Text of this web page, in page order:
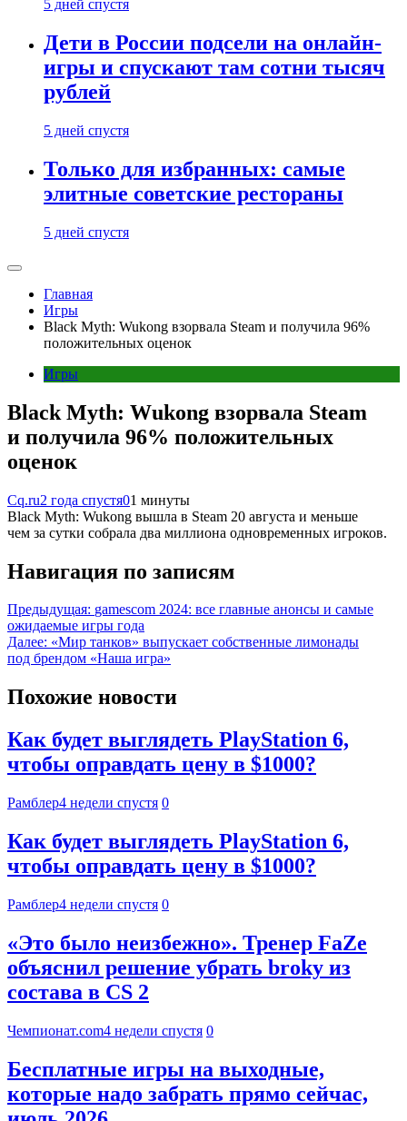
5 дней спустя
Дети в России подсели на онлайн-
игры и спускают там сотни тысяч
рублей
5 дней спустя
Только для избранных: самые
элитные советские рестораны
5 дней спустя
Главная
Игры
Black Myth: Wukong взорвала Steam и получила 96%
положительных оценок
Игры
Black Myth: Wukong взорвала Steam
и получила 96% положительных
оценок
Cq.ru2 года спустя01 минуты
Black Myth: Wukong вышла в Steam 20 августа и меньше
чем за сутки собрала два миллиона одновременных игроков.
Навигация по записям
Предыдущая: gamescom 2024: все главные анонсы и самые
ожидаемые игры года
Далее: «Мир танков» выпускает собственные лимонады
под брендом «Наша игра»
Похожие новости
Как будет выглядеть PlayStation 6,
чтобы оправдать цену в $1000?
Рамблер4 недели спустя 0
Как будет выглядеть PlayStation 6,
чтобы оправдать цену в $1000?
Рамблер4 недели спустя 0
«Это было неизбежно». Тренер FaZe
объяснил решение убрать broky из
состава в CS 2
Чемпионат.com4 недели спустя 0
Бесплатные игры на выходные,
которые надо забрать прямо сейчас,